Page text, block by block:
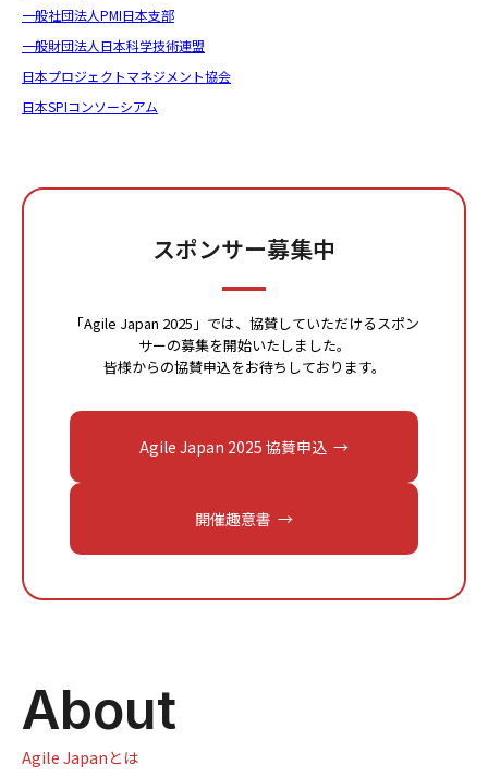
一般社団法人PMI日本支部
一般財団法人日本科学技術連盟
日本プロジェクトマネジメント協会
日本SPIコンソーシアム
スポンサー募集中
「Agile Japan 2025」では、協賛していただけるスポン
サーの募集を開始いたしました。
皆様からの協賛申込をお待ちしております。
Agile Japan 2025 協賛申込
開催趣意書
About
Agile Japanとは